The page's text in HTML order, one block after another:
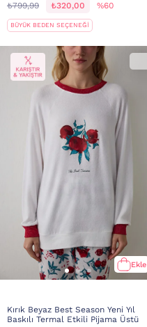
₺799,99 ₺320,00 %60
BÜYÜK BEDEN SEÇENEĞİ
Ekle
Kırık Beyaz Best Season Yeni Yıl
Baskılı Termal Etkili Pijama Üstü